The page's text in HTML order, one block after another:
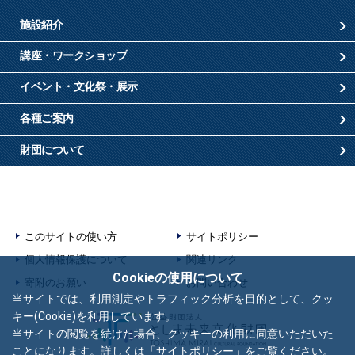
Cookieの使用について
当サイトでは、利用測定やトラフィック分析を目的として、クッ
キー(Cookie)を利用しています。
当サイトの閲覧を続けた場合、クッキーの利用に同意いただいた
ことになります。詳しくは「サイトポリシー 」をご覧ください。
施設紹介
講座・ワークショップ
イベント・文化祭・展示
各種ご案内
財団について
このサイトの使い方
サイトポリシー
個人情報保護について
関連リンク
寄附のお願い
お問い合わせ